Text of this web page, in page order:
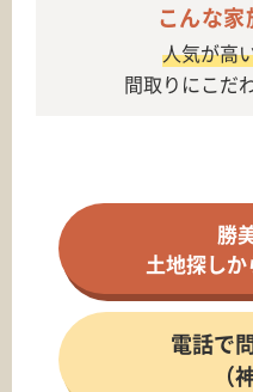
こんな
人気が高
間取りにこだ
勝
土地探し
電話で
（